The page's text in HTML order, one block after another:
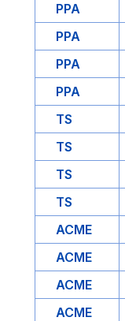
PPA
PPA
PPA
PPA
TS
TS
TS
TS
ACME
ACME
ACME
ACME